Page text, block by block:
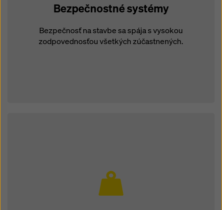
Bezpečnostné systémy
Bezpečnosť na stavbe sa spája s vysokou
zodpovednosťou všetkých zúčastnených.